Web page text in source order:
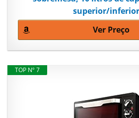
superior/
Ver Preço
TOP Nº 7